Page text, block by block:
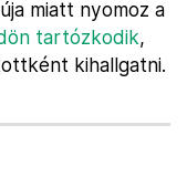
miatt nyomoz a
tartózkodik,
kihallgatni.